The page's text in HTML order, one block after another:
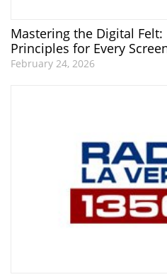
Mastering the Digital Felt:
Principles for Every
February 24, 2026